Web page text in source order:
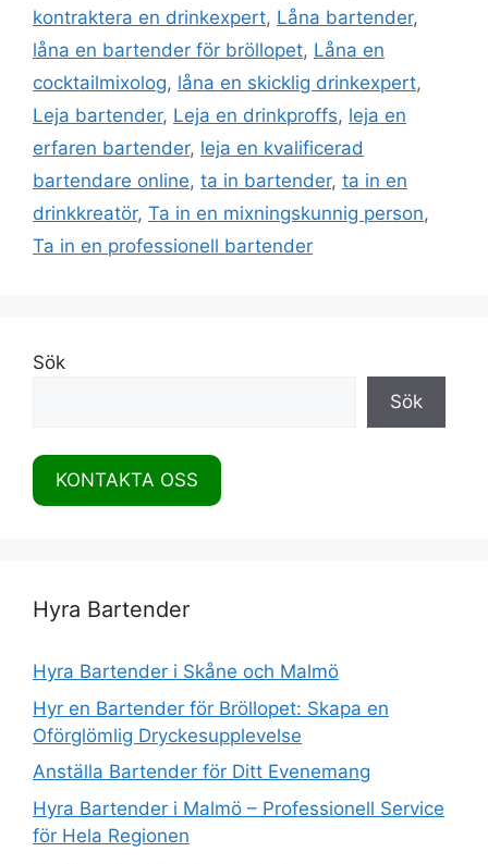
kontraktera en drinkexpert, Låna bartender,
låna en bartender för bröllopet, Låna en
cocktailmixolog, låna en skicklig drinkexpert,
Leja bartender, Leja en drinkproffs, leja en
erfaren bartender, leja en kvalificerad
bartendare online, ta in bartender, ta in en
drinkkreatör, Ta in en mixningskunnig person,
Ta in en professionell bartender
Sök
Sök
KONTAKTA OSS
Hyra Bartender
Hyra Bartender i Skåne och Malmö
Hyr en Bartender för Bröllopet: Skapa en
Oförglömlig Dryckesupplevelse
Anställa Bartender för Ditt Evenemang
Hyra Bartender i Malmö – Professionell Service
för Hela Regionen